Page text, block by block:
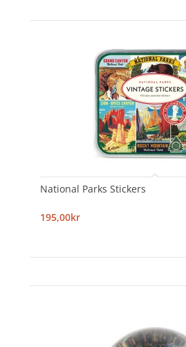
National Parks Stickers
195,00kr